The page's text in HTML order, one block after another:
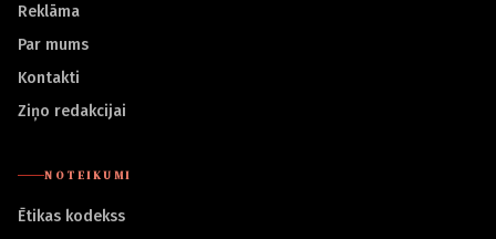
Reklāma
Par mums
Kontakti
Ziņo redakcijai
NOTEIKUMI
Ētikas kodekss